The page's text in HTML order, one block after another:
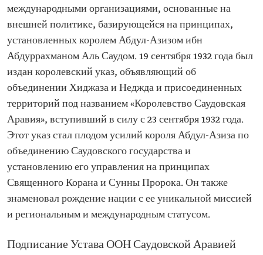
международными организациями, основанные на
внешней политике, базирующейся на принципах,
установленных королем Абдул-Азизом ибн
Абдуррахманом Аль Саудом. 19 сентября 1932 года был
издан королевский указ, объявляющий об
объединении Хиджаза и Неджда и присоединенных
территорий под названием «Королевство Саудовская
Аравия», вступивший в силу с 23 сентября 1932 года.
Этот указ стал плодом усилий короля Абдул-Азиза по
объединению Саудовского государства и
установлению его управления на принципах
Священного Корана и Сунны Пророка. Он также
знаменовал рождение нации с ее уникальной миссией
и региональным и международным статусом.
Подписание Устава ООН Саудовской Аравией